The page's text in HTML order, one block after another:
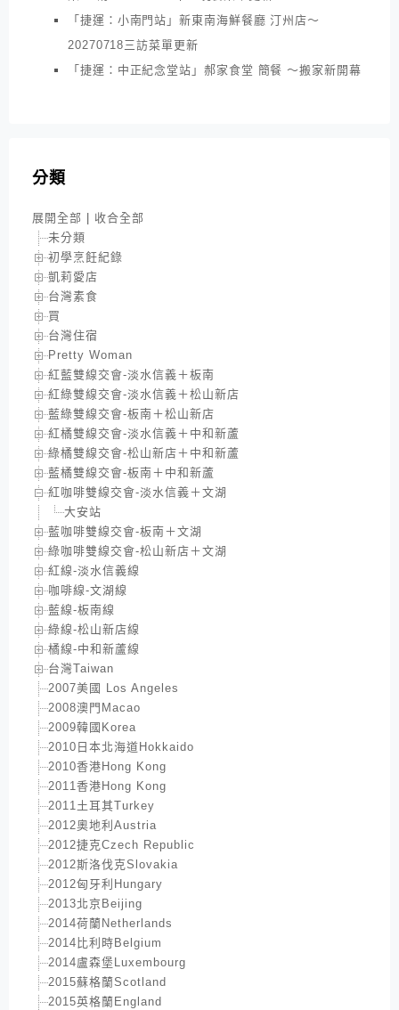
「捷運：小南門站」新東南海鮮餐廳 汀州店～
20270718三訪菜單更新
「捷運：中正紀念堂站」郝家食堂 簡餐 ～搬家新開幕
分類
展開全部
收合全部
未分類
初學烹飪紀錄
凱莉愛店
台灣素食
買
台灣住宿
Pretty Woman
紅藍雙線交會-淡水信義＋板南
紅綠雙線交會-淡水信義＋松山新店
藍綠雙線交會-板南＋松山新店
紅橘雙線交會-淡水信義＋中和新蘆
綠橘雙線交會-松山新店＋中和新蘆
藍橘雙線交會-板南＋中和新蘆
紅咖啡雙線交會-淡水信義＋文湖
大安站
藍咖啡雙線交會-板南＋文湖
綠咖啡雙線交會-松山新店＋文湖
紅線-淡水信義線
咖啡線-文湖線
藍線-板南線
綠線-松山新店線
橘線-中和新蘆線
台灣Taiwan
2007美國 Los Angeles
2008澳門Macao
2009韓國Korea
2010日本北海道Hokkaido
2010香港Hong Kong
2011香港Hong Kong
2011土耳其Turkey
2012奧地利Austria
2012捷克Czech Republic
2012斯洛伐克Slovakia
2012匈牙利Hungary
2013北京Beijing
2014荷蘭Netherlands
2014比利時Belgium
2014盧森堡Luxembourg
2015蘇格蘭Scotland
2015英格蘭England